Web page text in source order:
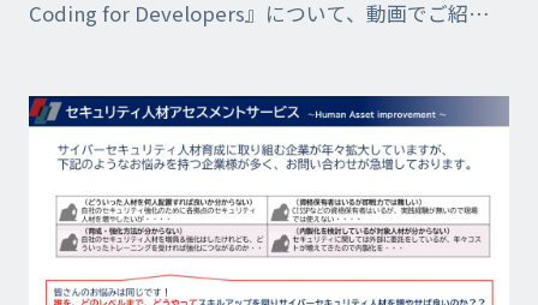
Coding for Developers』について、動画でご紹介し